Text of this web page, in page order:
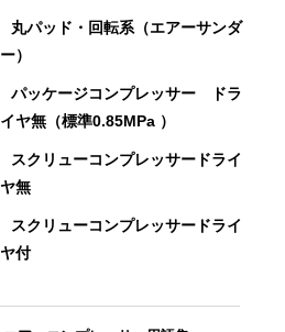
丸パッド・回転系（エアーサンダ
ー）
パッケージコンプレッサー ドラ
イヤ無（標準0.85MPa ）
スクリューコンプレッサードライ
ヤ無
スクリューコンプレッサードライ
ヤ付